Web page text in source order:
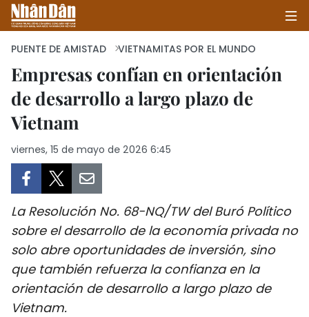
INICIO
SALUD - MEDIO AMBIENTE
CULTURA - ENTRETENIMIENTO
INTERNACIONAL
PUENTE DE AMISTAD VIETNAMITAS POR EL MUNDO
Empresas confían en orientación
de desarrollo a largo plazo de
Vietnam
viernes, 15 de mayo de 2026 6:45
La Resolución No. 68-NQ/TW del Buró Político
sobre el desarrollo de la economía privada no
solo abre oportunidades de inversión, sino
que también refuerza la confianza en la
orientación de desarrollo a largo plazo de
Vietnam.